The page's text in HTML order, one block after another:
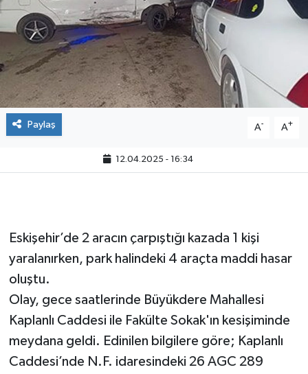
Paylaş A- A+
12.04.2025 - 16:34
Eskişehir’de 2 aracın çarpıştığı kazada 1 kişi
yaralanırken, park halindeki 4 araçta maddi hasar
oluştu.
Olay, gece saatlerinde Büyükdere Mahallesi
Kaplanlı Caddesi ile Fakülte Sokak'ın kesişiminde
meydana geldi. Edinilen bilgilere göre; Kaplanlı
Caddesi’nde N.F. idaresindeki 26 AGC 289